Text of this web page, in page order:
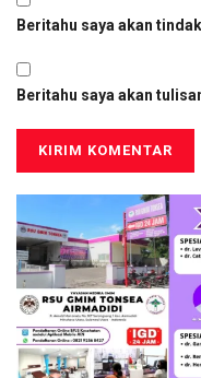
Beritahu saya akan
Beritahu saya akan